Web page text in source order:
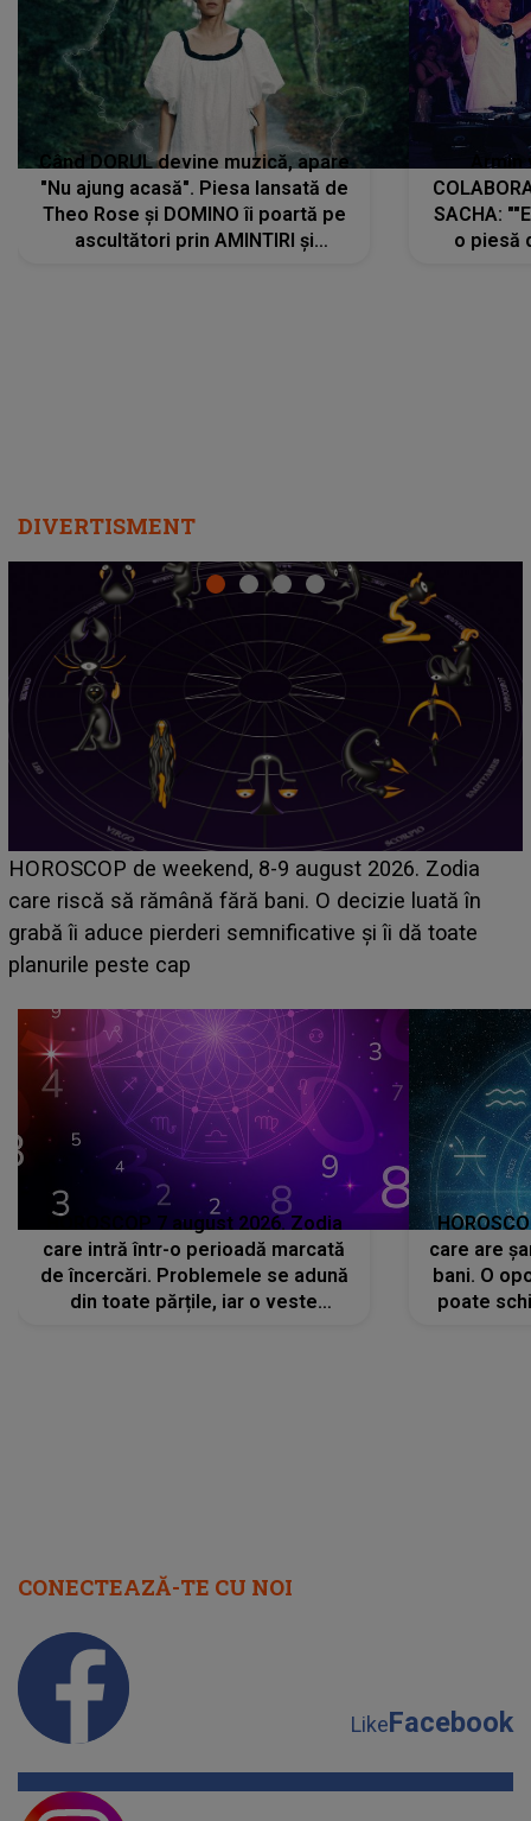
Când DORUL devine muzică, apare
"Nu ajung acasă". Piesa lansată de
Theo Rose și DOMINO îi poartă pe
ascultători prin AMINTIRI și
SACHA:
o piesă
DIVERTISMENT
Emanuel a ținut ACEST DETALIU ASCUNS până
acum! În fața Alexandrei, concurentul din Casa Iubirii
face o MĂRTURISIRE NEAȘTEPTATĂ despre mama
sa: "I-am spus și ei în față, eu nu te iubesc pentru
HOROSCOP 7 august 2026. Zodia
care intră într-o perioadă marcată
de încercări. Problemele se adună
din toate părțile, iar o veste
care are
bani. O
poate
CONECTEAZĂ-TE CU NOI
LikeFacebook